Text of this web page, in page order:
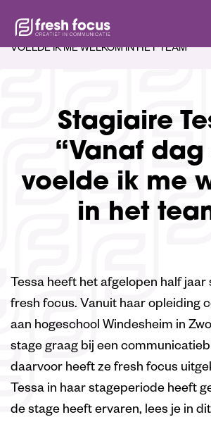
HOME HIGHLIGHT
STAGIAIRE
VOELDE IK ME WELKOM IN HET TEAM”
Stagiaire
“Vanaf dag
voelde ik me
in het
Tessa heeft het afgelopen half
fresh focus. Vanuit haar opleiding
aan hogeschool Windesheim in
stage graag bij een
daarvoor heeft ze fresh focus
Tessa in haar stageperiode heeft
de stage heeft ervaren, lees je in